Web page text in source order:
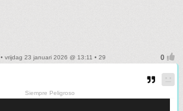
• vrijdag 23 januari 2026 @ 13:11 • 29
Siempre Peligroso